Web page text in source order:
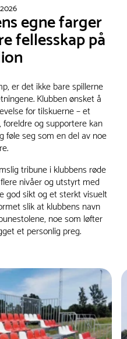
egne farger
fellesskap på
er det ikke bare spillerne
Klubben ønsket å
for tilskuerne – et
og supportere kan
seg som en del av noe
tribune i klubbens røde
nivåer og utstyrt med
god sikt og et sterkt visuelt
slik at klubbens navn
noe som løfter
et personlig preg.